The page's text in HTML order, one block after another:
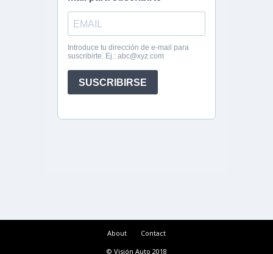
About
Contact
© Visión Auto 2018